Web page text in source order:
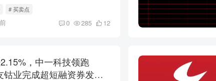
# 买卖点
0 285 12
，中一科技领跑
钴业完成超短融资券发